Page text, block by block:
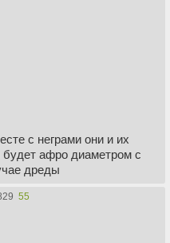
с неграми они и их
будет афро диаметром с
дреды
55